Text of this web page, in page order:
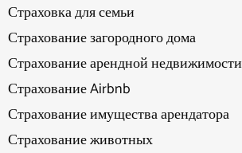
Страховка для семьи
Страхование загородного дома
Страхование арендной недвижимости
Страхование Airbnb
Страхование имущества арендатора
Страхование животных